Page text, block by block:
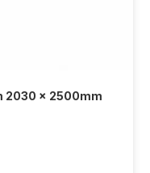
2030 x 2500mm